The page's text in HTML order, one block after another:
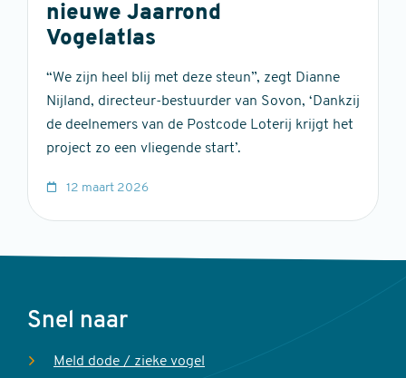
nieuwe Jaarrond
Vogelatlas
“We zijn heel blij met deze steun”, zegt Dianne
Nijland, directeur-bestuurder van Sovon, ‘Dankzij
de deelnemers van de Postcode Loterij krijgt het
project zo een vliegende start’.
12 maart 2026
Voet
Snel naar
Meld dode / zieke vogel